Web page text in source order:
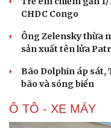
Săn Tour
check-in
CHDC Congo
Ông Zelensky thừa
sản xuất tên lửa
Bão Dolphin áp sát,
bão và sóng biển
Ô TÔ - XE MÁY